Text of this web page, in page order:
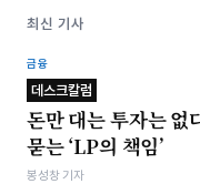
최신 기사
금융
데스크칼럼
돈만 대는 투자는
묻는 ‘LP의 책임’
봉성창 기자